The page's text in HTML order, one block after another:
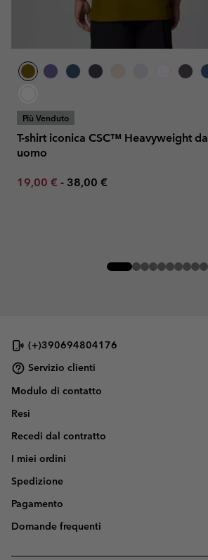
Più Venduto
T-shirt iconica CSC™ Heavyweight da
uomo
Minimum sale price:
19,00 € - Maximum price:
38,00 €
(+)390694804176
Servizio clienti
Modulo di contatto
Resi
Recedi dal contratto
I miei ordini
Spedizione
Pagamento
Domande frequenti